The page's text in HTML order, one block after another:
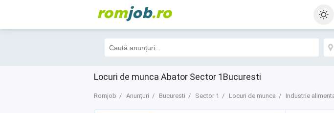
romjob.ro
Locuri de munca Abator Sector 1Bucuresti
Romjob Anunțuri Bucuresti Sector 1 Locuri de munca Industrie
Filtre 3 Toate
5